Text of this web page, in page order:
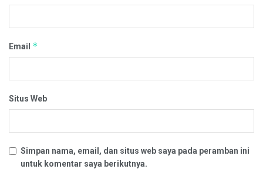
Email *
Situs Web
Simpan nama, email, dan situs web saya pada peramban ini
untuk komentar saya berikutnya.